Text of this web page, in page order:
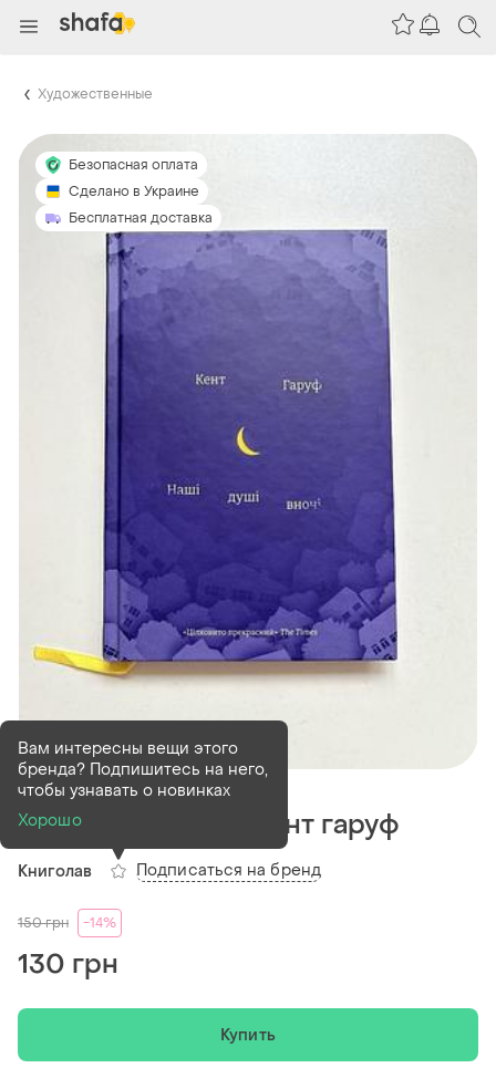
Художественные
Безопасная оплата
Сделано в Украине
Бесплатная доставка
В наличии 1 шт
Наші душі вночі - кент гаруф
Книголав
Вам интересны вещи этого
бренда? Подпишитесь на него,
чтобы узнавать о новинках
Хорошо
Подписаться на бренд
150грн -14%
130 грн
Купить